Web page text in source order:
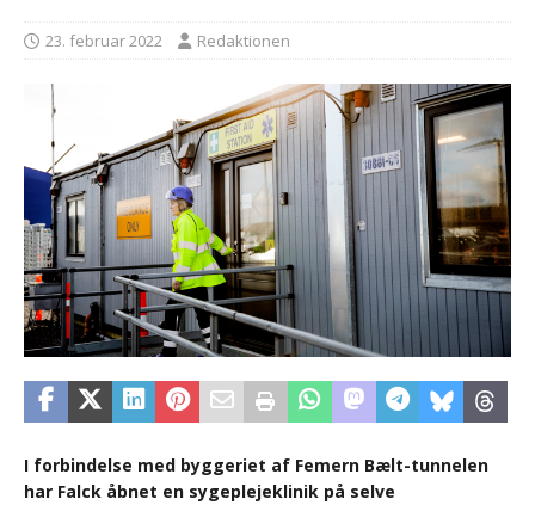
23. februar 2022 Redaktionen
I forbindelse med byggeriet af Femern Bælt-tunnelen
har Falck åbnet en sygeplejeklinik på selve